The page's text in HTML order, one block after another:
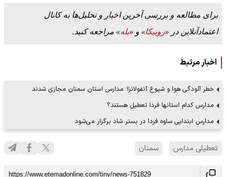
برای مطالعه و بررسی آخرین اخبار و تحلیل‌ها به کانال
اعتمادآنلاین در «روبیکا» و «بله» مراجعه کنید.
اخبار مرتبط
خطر آلودگی هوا و شیوع آنفولانزا؛ مدارس استان سمنان مجازی شدند
مدارس کدام استانها فردا تعطیل هستند؟
مدارس ابتدایی ساوه فردا در بستر شاد برگزار می‌شود
تعطیلی مدارس سمنان